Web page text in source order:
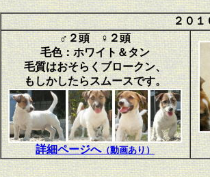
２０１
♂２頭 ♀２頭
毛色：ホワイト＆タン
毛質はおそらくブロークン、
もしかしたらスムースです。
詳細ページへ（動画あり）